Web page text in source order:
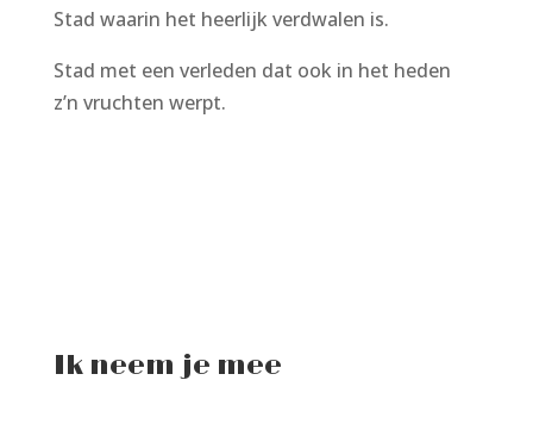
Stad waarin het heerlijk verdwalen is.
Stad met een verleden dat ook in het heden
z’n vruchten werpt.
Ik neem je mee